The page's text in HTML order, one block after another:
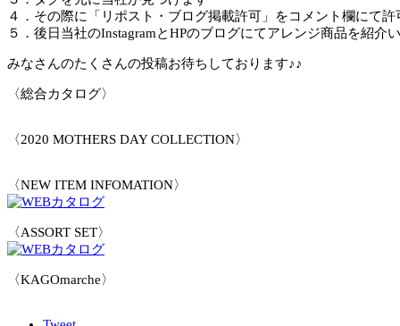
４．その際に「リポスト・ブログ掲載許可」をコメント欄にて
５．後日当社のInstagramとHPのブログにてアレンジ商品を紹介
みなさんのたくさんの投稿お待ちしております♪♪
〈総合カタログ〉
〈2020 MOTHERS DAY COLLECTION〉
〈NEW ITEM INFOMATION〉
〈ASSORT SET〉
〈KAGOmarche〉